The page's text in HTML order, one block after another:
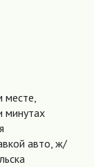
месте,
минутах
авто, ж/